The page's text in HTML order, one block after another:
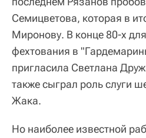
Семицветова, которая в
Миронову. В конце 80-х
фехтования в
пригласила Светлана
также сыграл роль слуги
Жака.
Но наиболее известной